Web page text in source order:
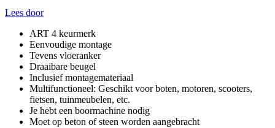
Lees door
ART 4 keurmerk
Eenvoudige montage
Tevens vloeranker
Draaibare beugel
Inclusief montagemateriaal
Multifunctioneel: Geschikt voor boten, motoren, scooters,
fietsen, tuinmeubelen, etc.
Je hebt een boormachine nodig
Moet op beton of steen worden aangebracht